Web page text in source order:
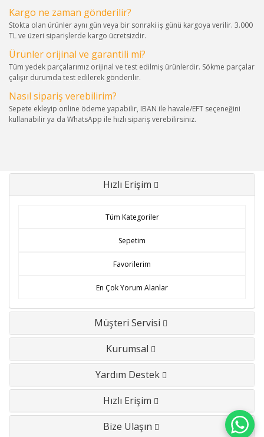
Kargo ne zaman gönderilir?
Stokta olan ürünler aynı gün veya bir sonraki iş günü kargoya verilir. 3.000
TL ve üzeri siparişlerde kargo ücretsizdir.
Ürünler orijinal ve garantili mi?
Tüm yedek parçalarımız orijinal ve test edilmiş ürünlerdir. Sökme parçalar
çalışır durumda test edilerek gönderilir.
Nasıl sipariş verebilirim?
Sepete ekleyip online ödeme yapabilir, IBAN ile havale/EFT seçeneğini
kullanabilir ya da WhatsApp ile hızlı sipariş verebilirsiniz.
Hızlı Erişim
Tüm Kategoriler
Sepetim
Favorilerim
En Çok Yorum Alanlar
Müşteri Servisi
Kurumsal
Yardım Destek
Hızlı Erişim
Bize Ulaşın